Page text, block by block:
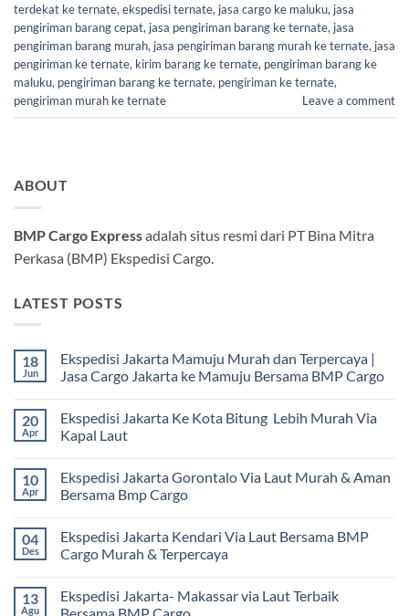
terdekat ke ternate,ekspedisi ternate, jasa cargo ke maluku, jasa
pengiriman barang cepat, jasa pengiriman barang ke ternate, jasa
pengiriman barang murah, jasa pengiriman barang murah ke ternate, jasa
pengiriman ke ternate, kirim barang ke ternate, pengiriman barang ke
maluku, pengiriman barang ke ternate, pengiriman ke ternate,
pengiriman murah ke ternate
Leave a comment
ABOUT
BMP Cargo Expressadalah situs resmi dari PT Bina Mitra
Perkasa (BMP) Ekspedisi Cargo.
LATEST POSTS
18
Jun
Ekspedisi Jakarta Mamuju Murah dan Terpercaya |
Jasa Cargo Jakarta ke Mamuju Bersama BMP Cargo
komentar
pada
Ekspedisi
Murah
dan
Terpercaya
Cargo
Jakarta
ke
BMP
Cargo
20
Apr
Ekspedisi Jakarta Ke Kota Bitung Lebih Murah Via
Kapal Laut
komentar
pada
Ekspedisi
Kota
Bitung
Lebih
Kapal
Laut
10
Apr
Ekspedisi Jakarta Gorontalo Via Laut Murah & Aman
Bersama Bmp Cargo
komentar
pada
Ekspedisi
Via
Laut
04
Des
Ekspedisi Jakarta Kendari Via Laut Bersama BMP
Cargo Murah & Terpercaya
komentar
pada
13
Agu
Ekspedisi Jakarta- Makassar via Laut Terbaik